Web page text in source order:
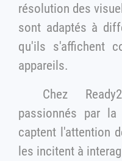
résolution des
sont adaptés à différents formats d'écran et
qu'ils s'affichent
appareils.
Chez Ready2Click,
passionnés par
captent l'attention de notre public cible et qui